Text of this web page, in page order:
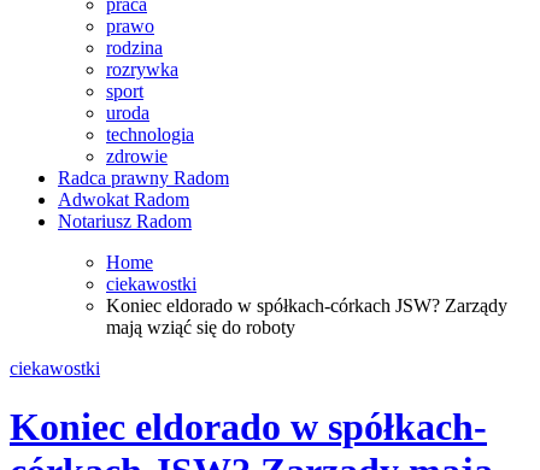
praca
prawo
rodzina
rozrywka
sport
uroda
technologia
zdrowie
Radca prawny Radom
Adwokat Radom
Notariusz Radom
Home
ciekawostki
Koniec eldorado w spółkach-córkach JSW? Zarządy
mają wziąć się do roboty
ciekawostki
Koniec eldorado w spółkach-